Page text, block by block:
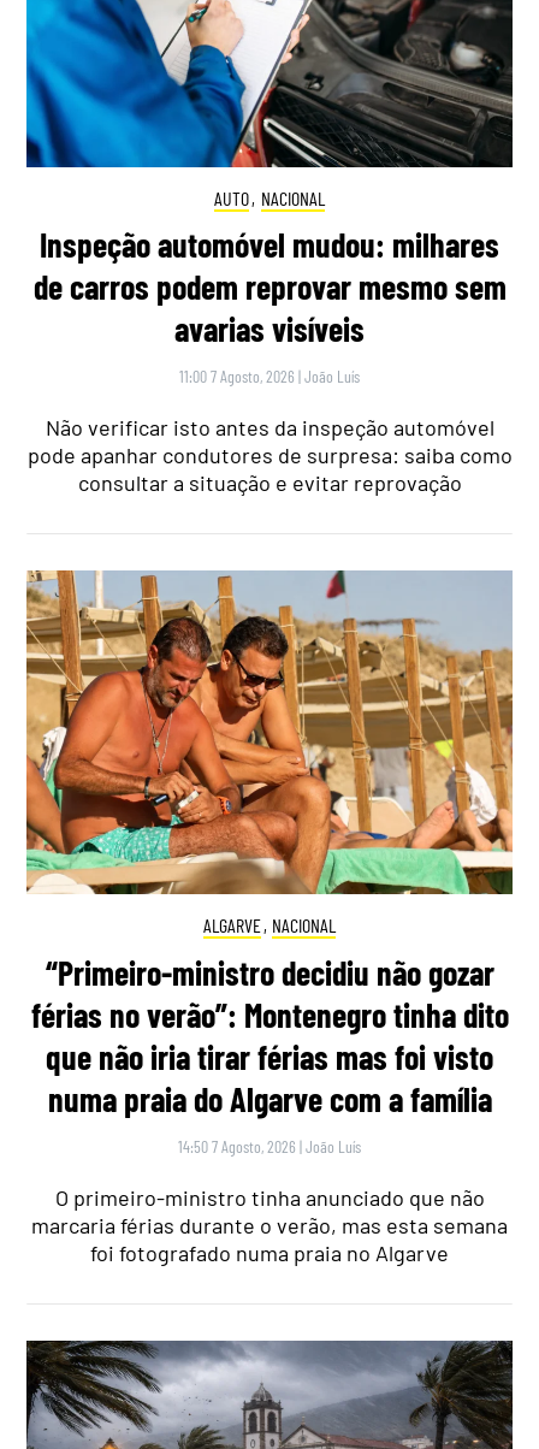
AUTO, NACIONAL
Inspeção automóvel mudou: milhares
de carros podem reprovar mesmo sem
avarias visíveis
11:00 7 Agosto, 2026 |João Luís
Não verificar isto antes da inspeção automóvel
pode apanhar condutores de surpresa: saiba como
consultar a situação e evitar reprovação
ALGARVE, NACIONAL
“Primeiro-ministro decidiu não gozar
férias no verão”: Montenegro tinha dito
que não iria tirar férias mas foi visto
numa praia do Algarve com a família
14:50 7 Agosto, 2026 |João Luís
O primeiro-ministro tinha anunciado que não
marcaria férias durante o verão, mas esta semana
foi fotografado numa praia no Algarve